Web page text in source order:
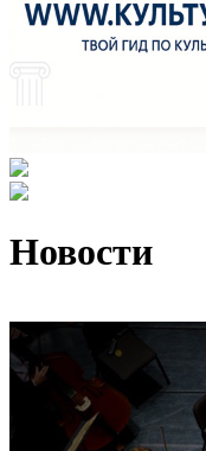
Новости